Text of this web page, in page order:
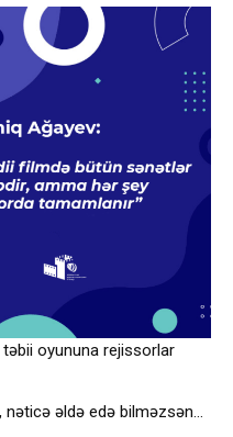
oyununa rejissorlar
nəticə əldə edə bilməzsən…